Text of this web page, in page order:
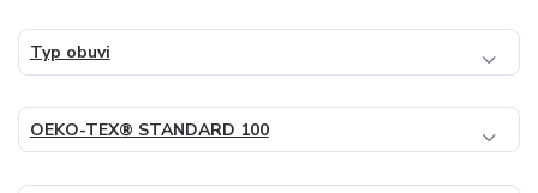
Typ obuvi
OEKO-TEX® STANDARD 100